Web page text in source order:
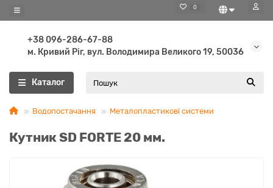
0
+38 096-286-67-88
м. Кривий Ріг, вул. Володимира Великого 19, 50036
Каталог
Водопостачання Металопластикові системи
Кутник SD FORTE 20 мм.